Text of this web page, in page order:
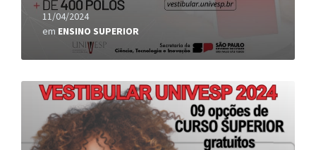
11/04/2024
em ENSINO SUPERIOR
Leia
Mais